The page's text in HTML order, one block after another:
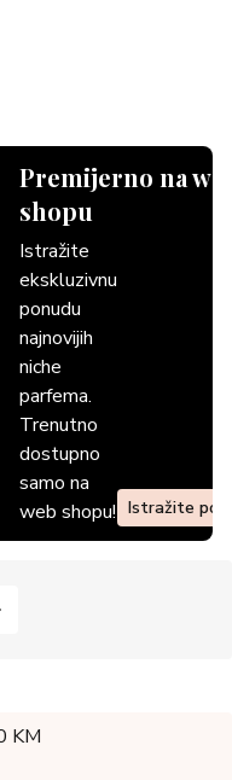
Premijerno na
shopu
Istražite
ekskluzivnu
ponudu
najnovijih
niche
parfema.
Trenutno
dostupno
samo na
web shopu! Istražite
KM